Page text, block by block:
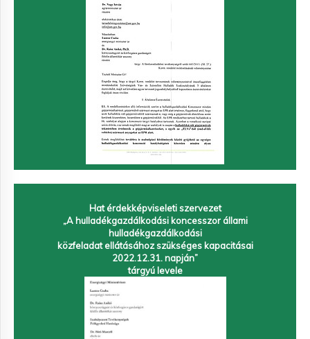
Hat érdekképviseleti szervezet
„A hulladékgazdálkodási koncesszor állami
hulladékgazdálkodási
közfeladat ellátásához szükséges kapacitásai
2022.12.31. napján”
tárgyú levele